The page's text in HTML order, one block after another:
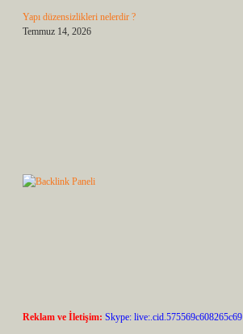
Yapı düzensizlikleri nelerdir ?
Temmuz 14, 2026
Reklam ve İletişim: Skype: live:.cid.575569c608265c69